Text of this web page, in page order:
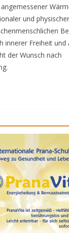
und
innerer Freiheit und
der Wunsch nach